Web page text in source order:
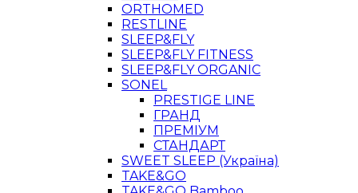
ORTHOMED
RESTLINE
SLEEP&FLY
SLEEP&FLY FITNESS
SLEEP&FLY ORGANIC
SONEL
PRESTIGE LINE
ГРАНД
ПРЕМІУМ
СТАНДАРТ
SWEET SLEEP (Україна)
TAKE&GO